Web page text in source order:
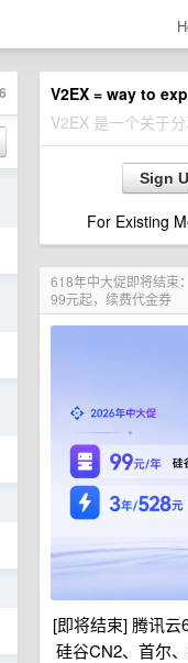
V2EX = way to
V2EX 是一个关于
Sign
For Existing
618年中大促即将结束
99元起，续费代金券
[即将结束] 腾讯云
硅谷CN2、首尔